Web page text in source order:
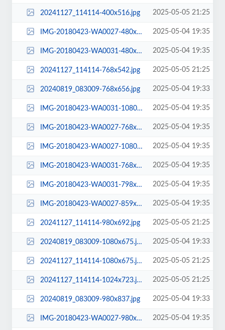
20241127_114114-400x516.jpg 2025-05-05 21:25
IMG-20180423-WA0027-480x572.jpg 2025-05-04 19:35
IMG-20180423-WA0031-480x616.jpg 2025-05-04 19:35
20241127_114114-768x542.jpg 2025-05-05 21:25
20240819_083009-768x656.jpg 2025-05-04 19:33
IMG-20180423-WA0031-1080x675.jpg 2025-05-04 19:35
IMG-20180423-WA0027-768x916.jpg 2025-05-04 19:35
IMG-20180423-WA0027-1080x675.jpg 2025-05-04 19:35
IMG-20180423-WA0031-768x986.jpg 2025-05-04 19:35
IMG-20180423-WA0031-798x1024.jpg 2025-05-04 19:35
IMG-20180423-WA0027-859x1024.jpg 2025-05-04 19:35
20241127_114114-980x692.jpg 2025-05-05 21:25
20240819_083009-1080x675.jpg 2025-05-04 19:33
20241127_114114-1080x675.jpg 2025-05-05 21:25
20241127_114114-1024x723.jpg 2025-05-05 21:25
20240819_083009-980x837.jpg 2025-05-04 19:33
IMG-20180423-WA0027-980x1169.jpg 2025-05-04 19:35